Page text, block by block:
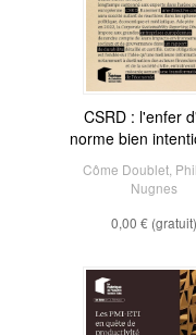
CSRD : l'enfer
norme bien
Côme Doublet
Nugnes
0,00 € (gratuit)